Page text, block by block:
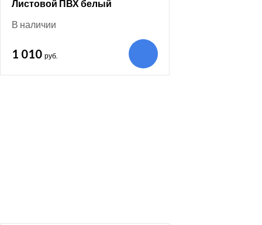
Листовой ПВХ белый
В наличии
1 010 руб.